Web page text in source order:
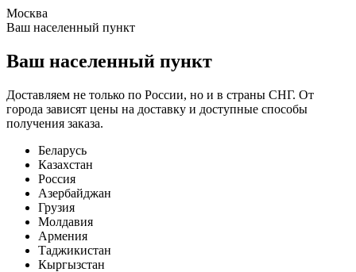
Москва
Ваш населенный пункт
Ваш населенный пункт
Доставляем не только по России, но и в страны СНГ. От
города зависят цены на доставку и доступные способы
получения заказа.
Беларусь
Казахстан
Россия
Азербайджан
Грузия
Молдавия
Армения
Таджикистан
Кыргызстан